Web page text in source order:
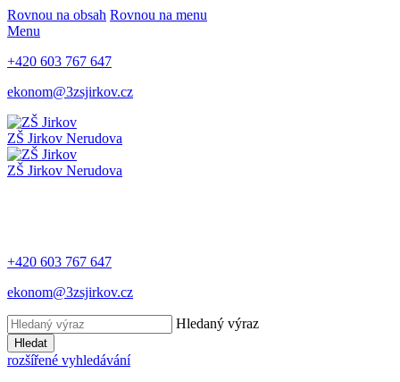
Rovnou na obsah Rovnou na menu
Menu
+420 603 767 647
ekonom@3zsjirkov.cz
ZŠ Jirkov Nerudova
ZŠ Jirkov Nerudova
+420 603 767 647
ekonom@3zsjirkov.cz
Hledaný výraz
Hledat
rozšířené vyhledávání